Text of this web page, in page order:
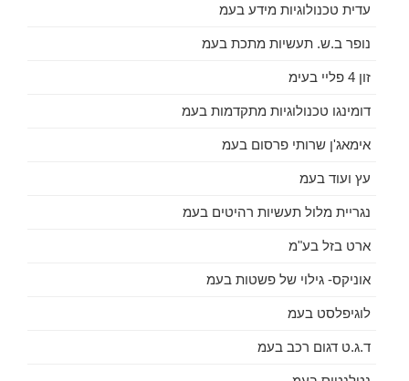
עדית טכנולוגיות מידע בעמ
נופר ב.ש. תעשיות מתכת בעמ
זון 4 פליי בעימ
דומינגו טכנולוגיות מתקדמות בעמ
אימאג'ן שרותי פרסום בעמ
עץ ועוד בעמ
נגריית מלול תעשיות רהיטים בעמ
ארט בזל בע"מ
אוניקס- גילוי של פשטות בעמ
לוגיפלסט בעמ
ד.ג.ט דגום רכב בעמ